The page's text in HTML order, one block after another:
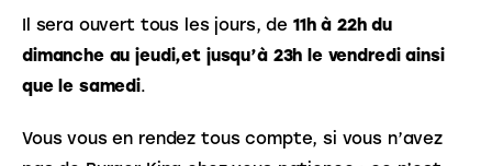
Il sera ouvert tous les jours, de 11h à 22h du
dimanche au jeudi,et jusqu’à 23h le vendredi ainsi
que le samedi.
Vous vous en rendez tous compte, si vous n’avez